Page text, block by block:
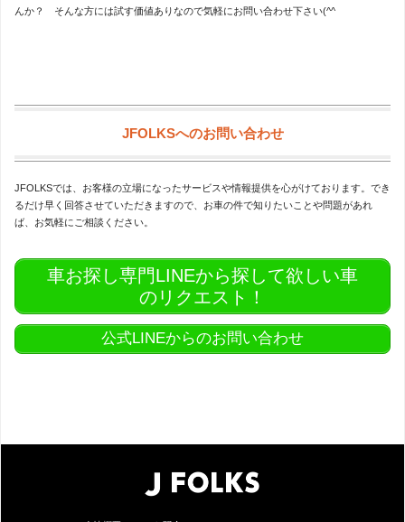
んか？ そんな方には試す価値ありなので気軽にお問い合わせ下さい(^^
JFOLKSへのお問い合わせ
JFOLKSでは、お客様の立場になったサービスや情報提供を心がけております。でき
るだけ早く回答させていただきますので、お車の件で知りたいことや問題があれ
ば、お気軽にご相談ください。
車お探し専門LINEから探して欲しい車
のリクエスト！
公式LINEからのお問い合わせ